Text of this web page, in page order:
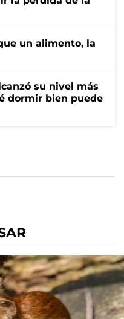
un alimento, la
su nivel más
dormir bien puede